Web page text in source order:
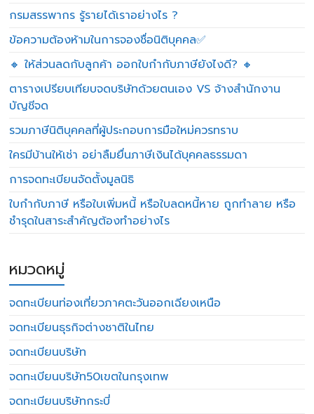
กรมสรรพากร รู้รายได้เราอย่างไร ?
ข้อความต้องห้ามในการจองชื่อนิติบุคคล✅
🔸 ให้ส่วนลดกับลูกค้า ออกใบกำกับภาษียังไงดี? 🔸
ตารางเปรียบเทียบจดบริษัทด้วยตนเอง VS จ้างสำนักงาน
บัญชีจด
รวมภาษีนิติบุคคลที่ผู้ประกอบการมือใหม่ควรทราบ
ใครมีบ้านให้เช่า อย่าลืมยื่นภาษีเงินได้บุคคลธรรมดา
การจดทะเบียนจัดตั้งมูลนิธิ
ใบกำกับภาษี หรือใบเพิ่มหนี้ หรือใบลดหนี้หาย ถูกทำลาย หรือ
ชำรุดในสาระสำคัญต้องทำอย่างไร
หมวดหมู่
จดทะเบียนท่องเที่ยวภาคตะวันออกเฉียงเหนือ
จดทะเบียนธุรกิจต่างชาติในไทย
จดทะเบียนบริษัท
จดทะเบียนบริษัท50เขตในกรุงเทพ
จดทะเบียนบริษัทกระบี่